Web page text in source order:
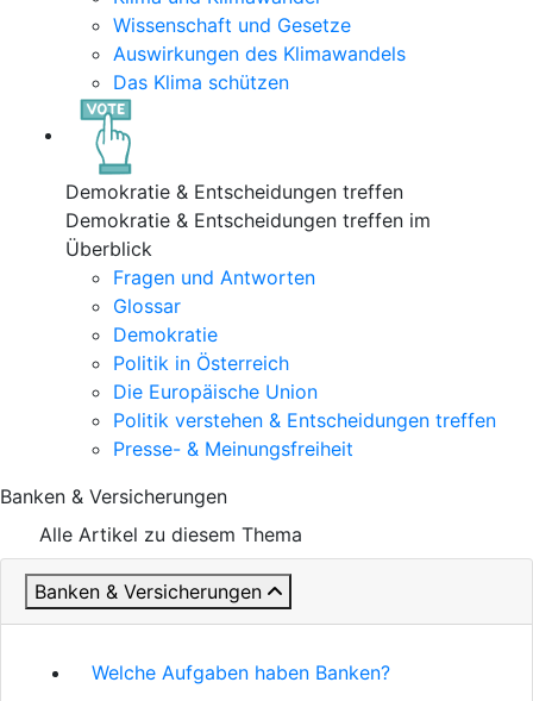
Wissenschaft und Gesetze
Auswirkungen des Klimawandels
Das Klima schützen
Demokratie & Entscheidungen treffen
Demokratie & Entscheidungen treffen im
Überblick
Fragen und Antworten
Glossar
Demokratie
Politik in Österreich
Die Europäische Union
Politik verstehen & Entscheidungen treffen
Presse- & Meinungsfreiheit
Banken & Versicherungen
Alle Artikel zu diesem Thema
Banken & Versicherungen
Welche Aufgaben haben Banken?